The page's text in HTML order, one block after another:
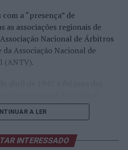
a “presença” de
as associações regionais de
Nacional de Árbitros
Associação Nacional de
(ANTV).
A LER
INTERESSADO